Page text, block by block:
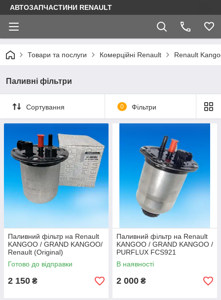
АВТОЗАПЧАСТИНИ RENAULT
Товари та послуги Комерційні Renault Renault
Паливні фільтри
Сортування 0 Фільтри
Паливний фільтр на Renault
KANGOO / GRAND KANGOO/
Renault (Original)
164005420R
Готово до відправки
2 150 ₴
Паливний фільтр на Renault
KANGOO / GRAND KANGOO /
PURFLUX FCS921
В наявності
2 000 ₴